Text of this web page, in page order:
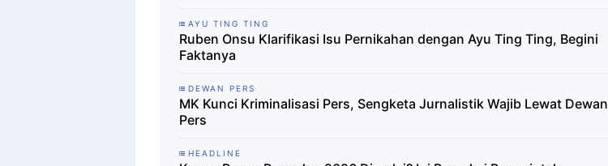
AYU TING TING
Ruben Onsu Klarifikasi Isu Pernikahan dengan Ayu Ting Ting, Begini
Faktanya
DEWAN PERS
MK Kunci Kriminalisasi Pers, Sengketa Jurnalistik Wajib Lewat Dewan
Pers
HEADLINE